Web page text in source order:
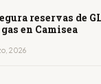
reservas de
en Camisea
2026